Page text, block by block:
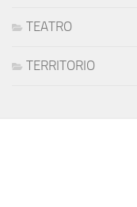
TEATRO
TERRITORIO